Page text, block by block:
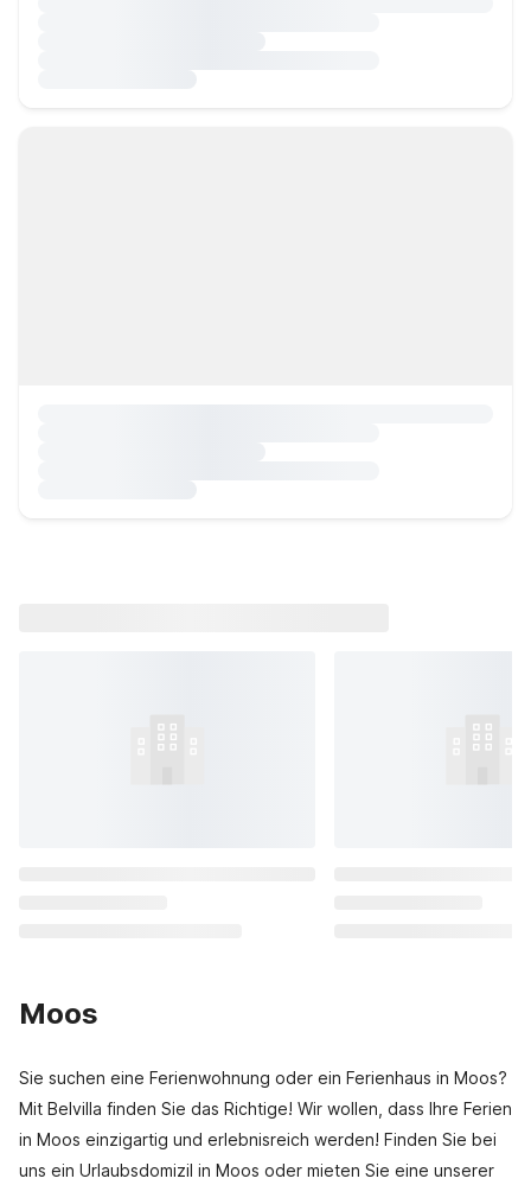
Moos
Sie suchen eine Ferienwohnung oder ein Ferienhaus in Moos?
Mit Belvilla finden Sie das Richtige! Wir wollen, dass Ihre Ferien
in Moos einzigartig und erlebnisreich werden! Finden Sie bei
uns ein Urlaubsdomizil in Moos oder mieten Sie eine unserer